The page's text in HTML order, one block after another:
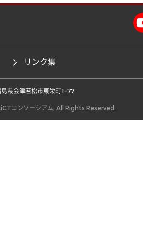
リンク集
県会津若松市東栄町1-77
コンソーシアム, All Rights Reserved.